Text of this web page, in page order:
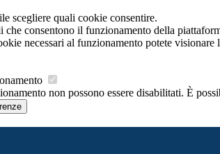
scegliere quali cookie consentire.
che consentono il funzionamento della
necessari al funzionamento potete visionare
non possono essere disabilitati. È